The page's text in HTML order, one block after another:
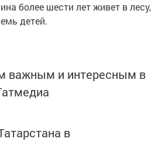
более шести лет живет в лесу,
детей.
важным и интересным в
в